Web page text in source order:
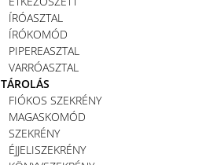
ÍRÓASZTAL
ÍRÓKOMÓD
PIPEREASZTAL
VARRÓASZTAL
TÁROLÁS
FIÓKOS SZEKRÉNY
MAGASKOMÓD
SZEKRÉNY
ÉJJELISZEKRÉNY